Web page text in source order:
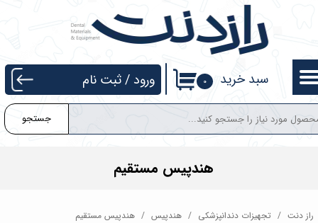
جستجو
۰ سبد خرید ورود /ثبت نام
حساب کاربری من
تغییر گذر واژه
سفارشات
خروج از حساب کاربری
راز دنت تجهیزات دندانپزشکی هندپیس هندپیس مستقیم